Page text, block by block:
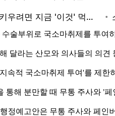
술부위로 국소마취제를 투
달라는 산모와 의사들의 의
속적 국소마취제 투여'를 제
통해 분만할 때 무통 주사와 '
정예고안은 무통 주사와 페